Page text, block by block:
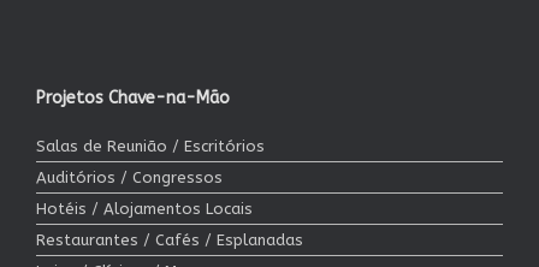
Projetos Chave-na-Mão
Salas de Reunião / Escritórios
Auditórios / Congressos
Hotéis / Alojamentos Locais
Restaurantes / Cafés / Esplanadas